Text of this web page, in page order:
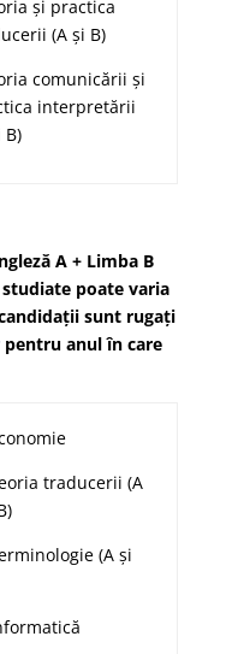
și practica
(A și B)
comunicării și
interpretării
B)
A + Limba B
poate varia
sunt rugați
pentru anul în care
traducerii (A
(A și